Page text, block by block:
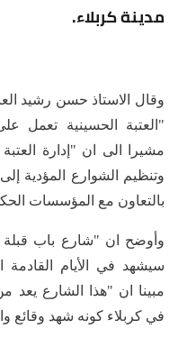
مدينة كربلاء.
وقال الاستاذ حسن رشيد
"العتبة الحسينية تعمل
مشيرا الى ان "إدارة
وتنظيم الشوارع المؤدية
بالتعاون مع المؤسسات
وأوضح ان "شارع باب قبلة
سيشهد في الأيام القادمة
مبينا ان "هذا الشارع يعد
في كربلاء كونه شهد وقائع